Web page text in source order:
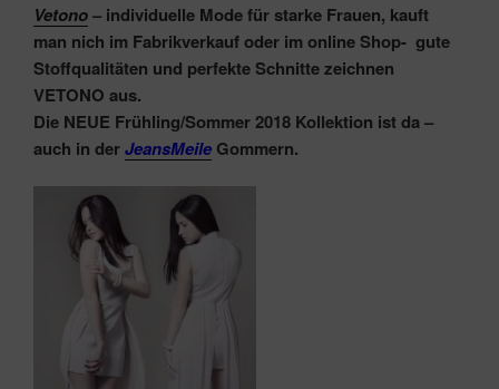
Vetono– individuelle Mode für starke Frauen, kauft
man nich im Fabrikverkauf oder im online Shop- gute
Stoffqualitäten und perfekte Schnitte zeichnen
VETONO aus.
Die NEUE Frühling/Sommer 2018 Kollektion ist da –
auch in derJeansMeile Gommern.